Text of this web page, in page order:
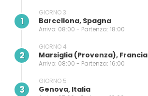
1
GIORNO 3
Barcellona, Spagna
Arrivo: 08:00 - Partenza: 18:00
2
GIORNO 4
Marsiglia (provenza), Francia
Arrivo: 08:00 - Partenza: 16:00
3
GIORNO 5
Genova, Italia